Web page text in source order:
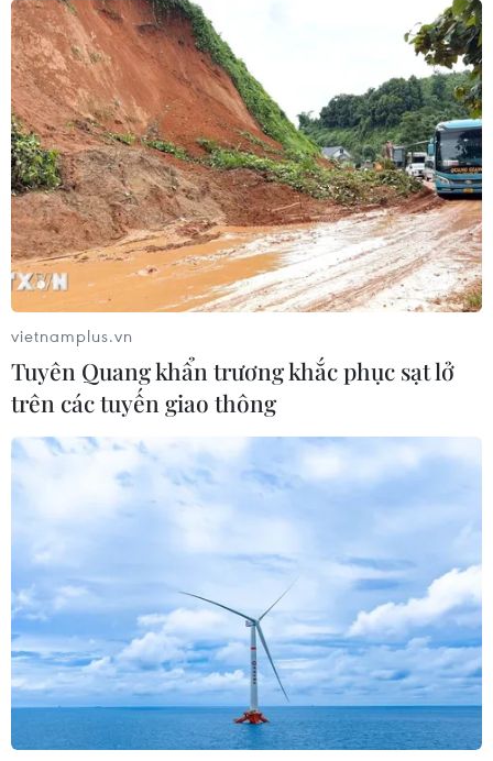
Chủ tịch nước: Vẫn còn nhiều tiềm năng
hợp tác Việt Nam-Nam Phi
15/12/2021 09:08
Chủ tịch nước Nguyễn Xuân Phúc đề nghị chính phủ
Việt Nam-Nam Phi nỗ lực thúc đẩy việc trao đổi đoàn,
nhất là đoàn cấp cao; tiếp tục kỳ họp liên Chính phủ,
tăng cường xúc tiến thương mại.
vietnamplus.vn
Tuyên Quang khẩn trương khắc phục sạt lở
trên các tuyến giao thông